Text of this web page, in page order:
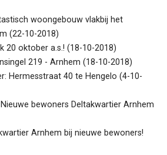
woongebouw vlakbij het
(22-10-2018)
20 oktober a.s.! (18-10-2018)
219 - Arnhem (18-10-2018)
Hermesstraat 40 te Hengelo (4-10-
bewoners Deltakwartier Arnhem
Arnhem bij nieuwe bewoners!